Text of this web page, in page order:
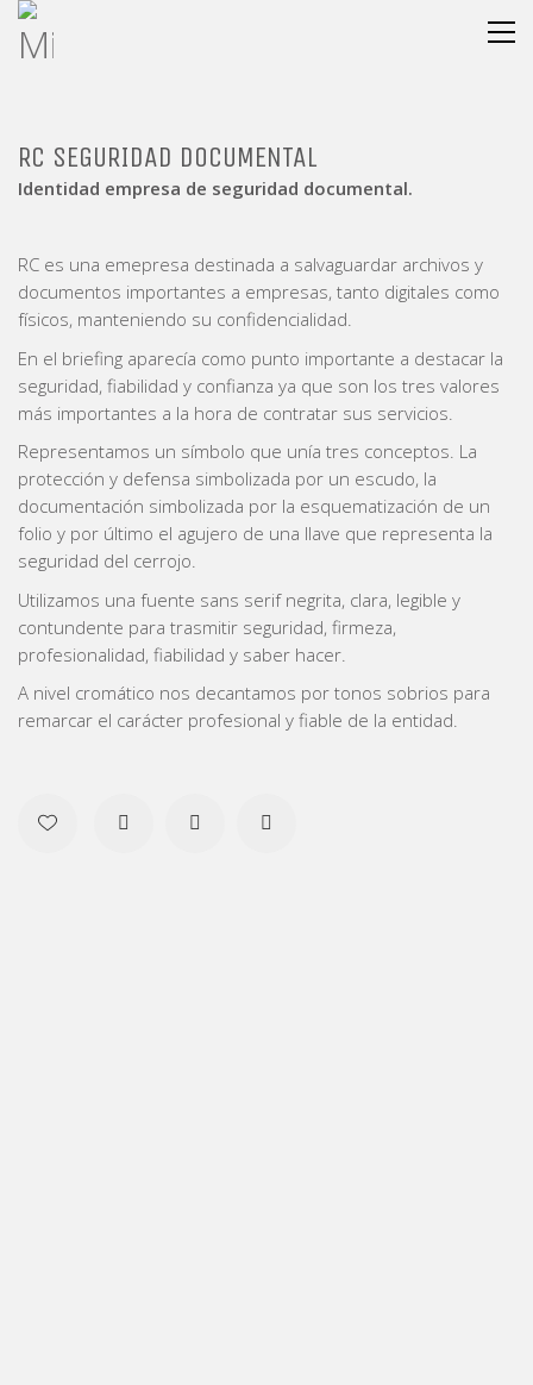
RC SEGURIDAD DOCUMENTAL
Identidad empresa de seguridad documental.
RC es una emepresa destinada a salvaguardar archivos y
documentos importantes a empresas, tanto digitales como
físicos, manteniendo su confidencialidad.
En el briefing aparecía como punto importante a destacar la
seguridad, fiabilidad y confianza ya que son los tres valores
más importantes a la hora de contratar sus servicios.
Representamos un símbolo que unía tres conceptos. La
protección y defensa simbolizada por un escudo, la
documentación simbolizada por la esquematización de un
folio y por último el agujero de una llave que representa la
seguridad del cerrojo.
Utilizamos una fuente sans serif negrita, clara, legible y
contundente para trasmitir seguridad, firmeza,
profesionalidad, fiabilidad y saber hacer.
A nivel cromático nos decantamos por tonos sobrios para
remarcar el carácter profesional y fiable de la entidad.